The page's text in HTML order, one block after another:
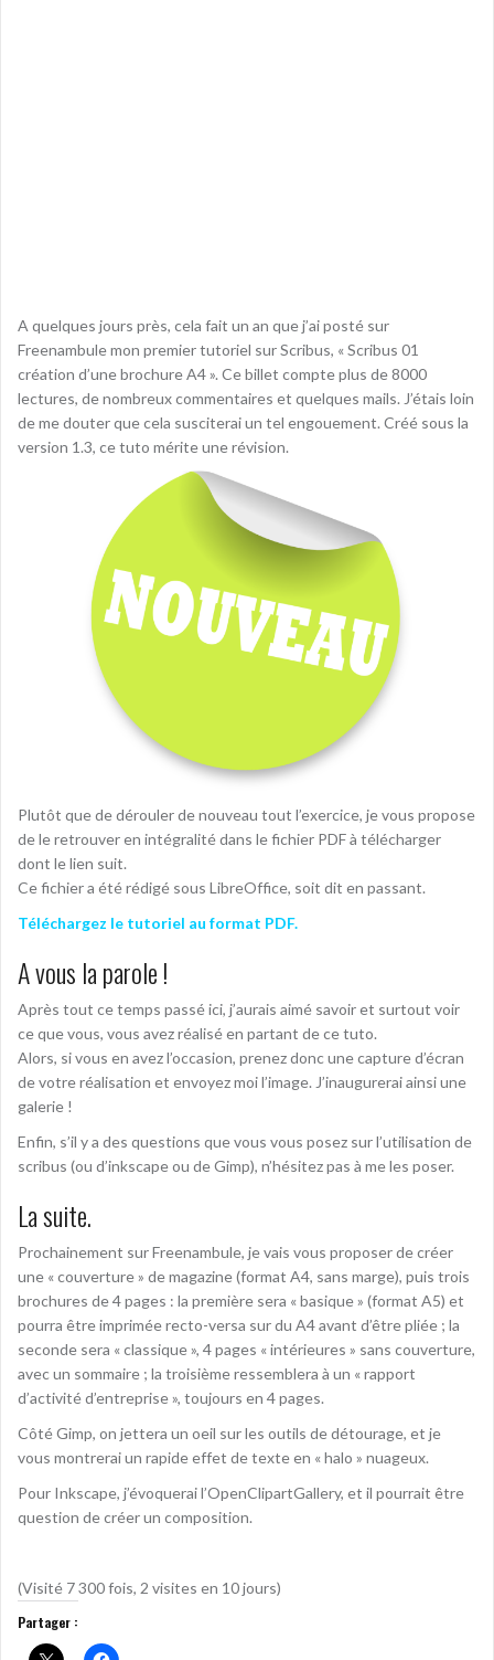
A quelques jours près, cela fait un an que j’ai posté sur
Freenambule mon premier tutoriel sur Scribus, « Scribus 01
création d’une brochure A4 ». Ce billet compte plus de 8000
lectures, de nombreux commentaires et quelques mails. J’étais loin
de me douter que cela susciterai un tel engouement. Créé sous la
version 1.3, ce tuto mérite une révision.
Plutôt que de dérouler de nouveau tout l’exercice, je vous propose
de le retrouver en intégralité dans le fichier PDF à télécharger
dont le lien suit.
Ce fichier a été rédigé sous LibreOffice, soit dit en passant.
Téléchargez le tutoriel au format PDF.
A vous la parole !
Après tout ce temps passé ici, j’aurais aimé savoir et surtout voir
ce que vous, vous avez réalisé en partant de ce tuto.
Alors, si vous en avez l’occasion, prenez donc une capture d’écran
de votre réalisation et envoyez moi l’image. J’inaugurerai ainsi une
galerie !
Enfin, s’il y a des questions que vous vous posez sur l’utilisation de
scribus (ou d’inkscape ou de Gimp), n’hésitez pas à me les poser.
La suite.
Prochainement sur Freenambule, je vais vous proposer de créer
une « couverture » de magazine (format A4, sans marge), puis trois
brochures de 4 pages : la première sera « basique » (format A5) et
pourra être imprimée recto-versa sur du A4 avant d’être pliée ; la
seconde sera « classique », 4 pages « intérieures » sans couverture,
avec un sommaire ; la troisième ressemblera à un « rapport
d’activité d’entreprise », toujours en 4 pages.
Côté Gimp, on jettera un oeil sur les outils de détourage, et je
vous montrerai un rapide effet de texte en « halo » nuageux.
Pour Inkscape, j’évoquerai l’OpenClipartGallery, et il pourrait être
question de créer un composition.
(Visité 7 300 fois, 2 visites en 10 jours)
Partager :